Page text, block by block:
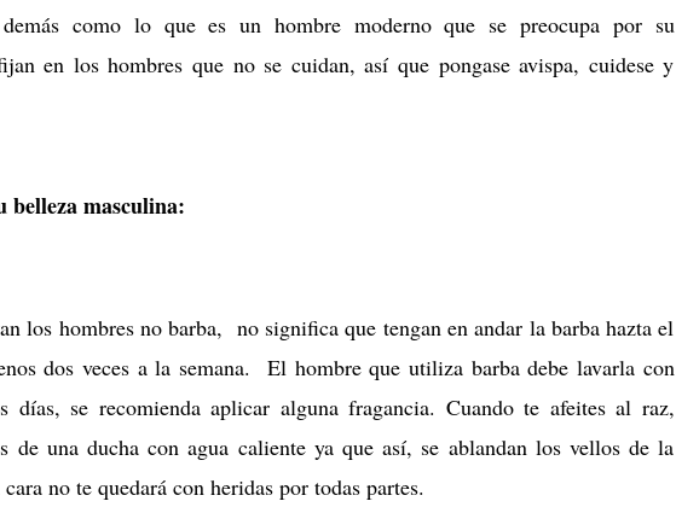
como lo que es un hombre moderno que se preocupa por su
en los hombres que no se cuidan, así que pongase avispa, cuidese y
belleza masculina:
los hombres no barba, no significa que tengan en andar la barba hazta el
dos veces a la semana. El hombre que utiliza barba debe lavarla con
días, se recomienda aplicar alguna fragancia. Cuando te afeites al raz,
de una ducha con agua caliente ya que así, se ablandan los vellos de la
no te quedará con heridas por todas partes.